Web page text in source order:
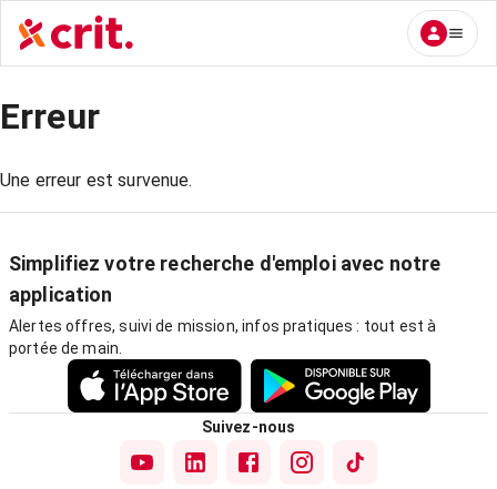
Erreur
Une erreur est survenue.
Simplifiez votre recherche d'emploi avec notre
application
Alertes offres, suivi de mission, infos pratiques : tout est à
portée de main.
Suivez-nous